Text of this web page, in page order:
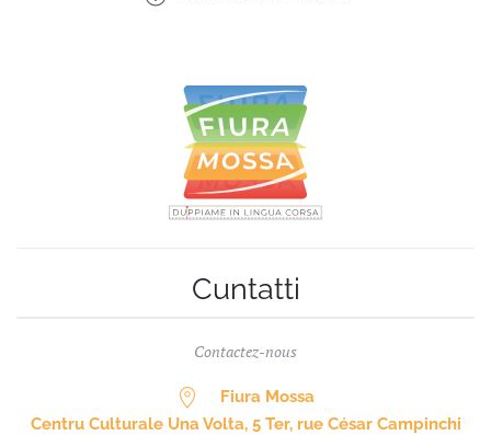
Cuntatti
Contactez-nous
Fiura Mossa
Centru Culturale Una Volta, 5 Ter, rue César Campinchi